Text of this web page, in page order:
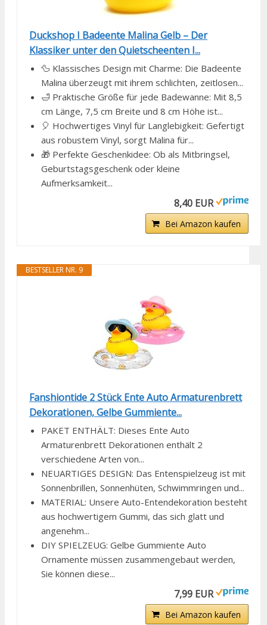
Duckshop I Badeente Malina Gelb – Der
Klassiker unter den Quietscheenten I...
🦆 Klassisches Design mit Charme: Die Badeente
Malina überzeugt mit ihrem schlichten, zeitlosen...
🛁 Praktische Größe für jede Badewanne: Mit 8,5
cm Länge, 7,5 cm Breite und 8 cm Höhe ist...
🎈 Hochwertiges Vinyl für Langlebigkeit: Gefertigt
aus robustem Vinyl, sorgt Malina für...
🎁 Perfekte Geschenkidee: Ob als Mitbringsel,
Geburtstagsgeschenk oder kleine
Aufmerksamkeit...
8,40 EUR
Bei Amazon kaufen
BESTSELLER NR. 9
Fanshiontide 2 Stück Ente Auto Armaturenbrett
Dekorationen, Gelbe Gummiente...
PAKET ENTHÄLT: Dieses Ente Auto
Armaturenbrett Dekorationen enthält 2
verschiedene Arten von...
NEUARTIGES DESIGN: Das Entenspielzeug ist mit
Sonnenbrillen, Sonnenhüten, Schwimmringen und...
MATERIAL: Unsere Auto-Entendekoration besteht
aus hochwertigem Gummi, das sich glatt und
angenehm...
DIY SPIELZEUG: Gelbe Gummiente Auto
Ornamente müssen zusammengebaut werden,
Sie können diese...
7,99 EUR
Bei Amazon kaufen